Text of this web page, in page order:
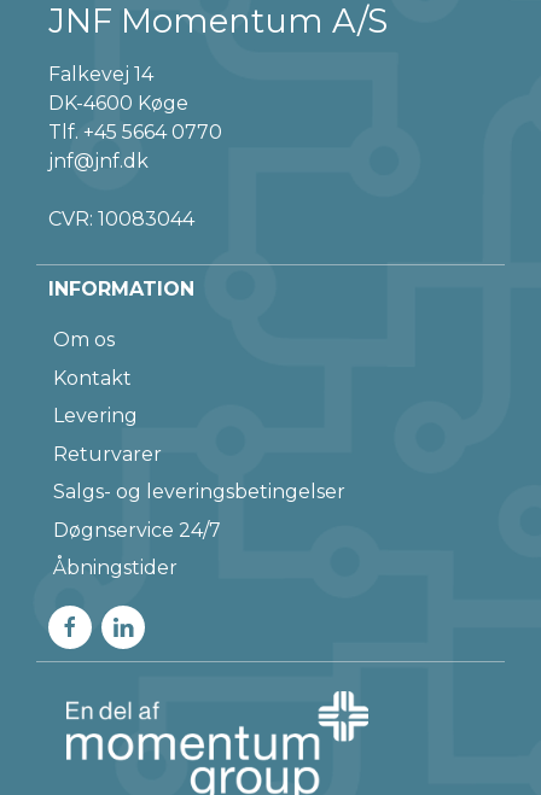
JNF Momentum A/S
Falkevej 14
DK-4600 Køge
Tlf. +45 5664 0770
jnf@jnf.dk
CVR: 10083044
INFORMATION
Om os
Kontakt
Levering
Returvarer
Salgs- og leveringsbetingelser
Døgnservice 24/7
Åbningstider